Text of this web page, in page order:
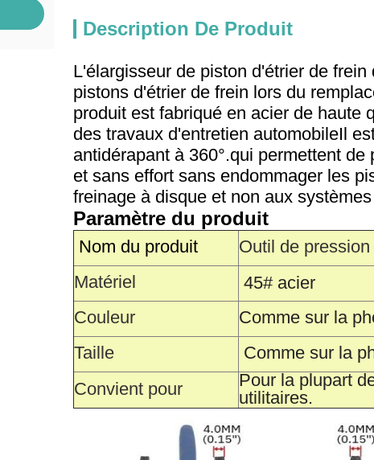
Description De Produit
L'élargisseur de piston d'étrier de
pistons d'étrier de frein lors du
produit est fabriqué en acier de haute
des travaux d'entretien automobileIl
antidérapant à 360°.qui permettent
et sans effort sans endommager les
freinage à disque et non aux
Paramètre du produit
Nom du produit
Outil de
Matériel
45# acier
Couleur
Comme sur la
Taille
Comme sur la
Convient pour
Pour la plupart
utilitaires.